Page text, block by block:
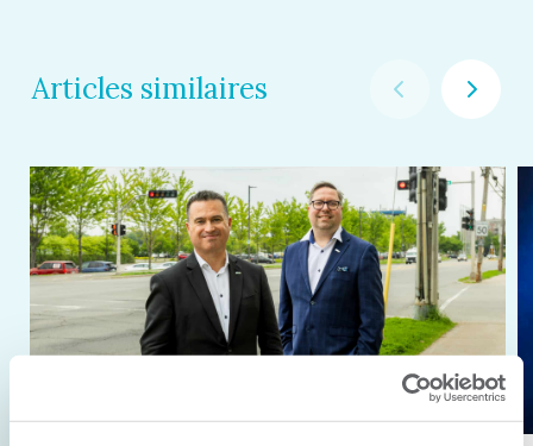
Articles similaires